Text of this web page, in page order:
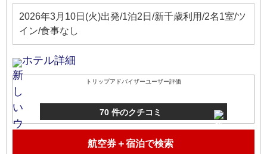
2026年3月10日(火)出発/1泊2日/新千歳利用/2名1室/ツ
イン/食事なし
ホテル詳細
トリップアドバイザーユーザー評価
70 件のクチコミ
航空券＋宿泊で検索